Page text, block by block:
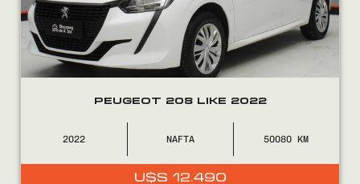
PEUGEOT 208 LIKE 2022
2022 NAFTA 50080
U$S 12.490